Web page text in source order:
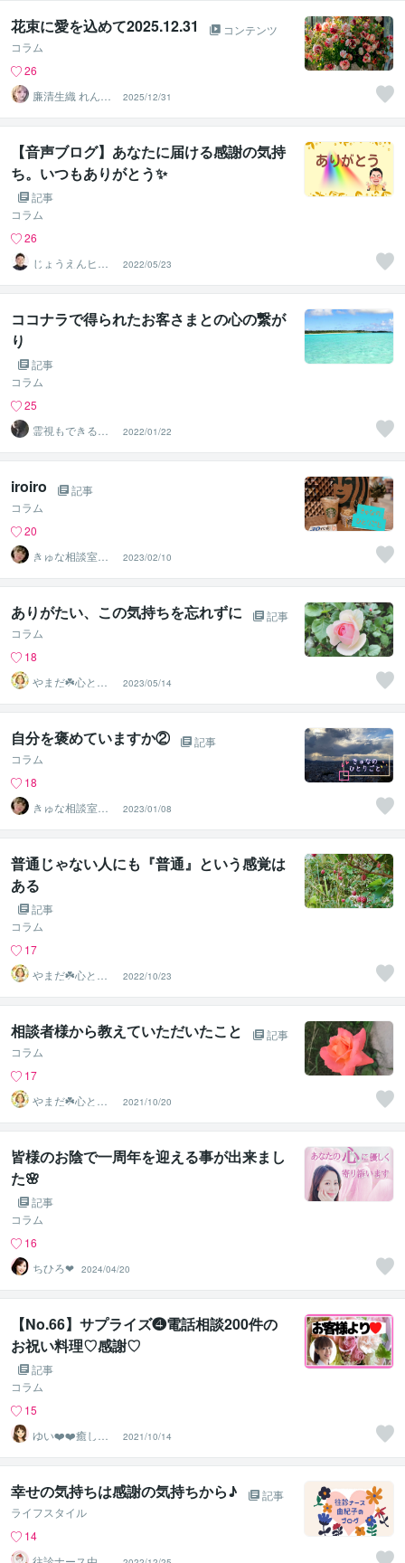
花束に愛を込めて2025.12.31
コンテンツ
コラム
26
廉清生織 れんせ
い さき
2025/12/31
【音声ブログ】あなたに届ける感謝の気持
ち。いつもありがとう✨
記事
コラム
26
じょうえんヒカ
ル⭐️介護業界の救
世主
2022/05/23
ココナラで得られたお客さまとの心の繋が
り
記事
コラム
25
霊視もできる話
相手❤️UI★うい
2022/01/22
iroiro
記事
コラム
20
きゅな相談室＠
精神看護ふわっ
と♡
2023/02/10
ありがたい、この気持ちを忘れずに
記事
コラム
18
やまだ☘️心と頭
がスッキリ整う
サロン
2023/05/14
自分を褒めていますか②
記事
コラム
18
きゅな相談室＠
精神看護ふわっ
と♡
2023/01/08
普通じゃない人にも『普通』という感覚は
ある
記事
コラム
17
やまだ☘️心と頭
がスッキリ整う
サロン
2022/10/23
相談者様から教えていただいたこと
記事
コラム
17
やまだ☘️心と頭
がスッキリ整う
サロン
2021/10/20
皆様のお陰で一周年を迎える事が出来まし
た🌸
記事
コラム
16
ちひろ❤ 2024/04/20
【No.66】サプライズ❹電話相談200件の
お祝い料理♡感謝♡
記事
コラム
15
ゆい❤️❤️癒しの
心友
2021/10/14
幸せの気持ちは感謝の気持ちから♪
記事
ライフスタイル
14